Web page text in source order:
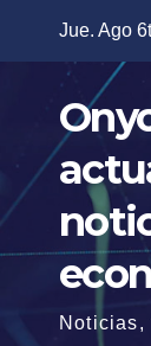
contenido
Jue. Ago
Noticias,